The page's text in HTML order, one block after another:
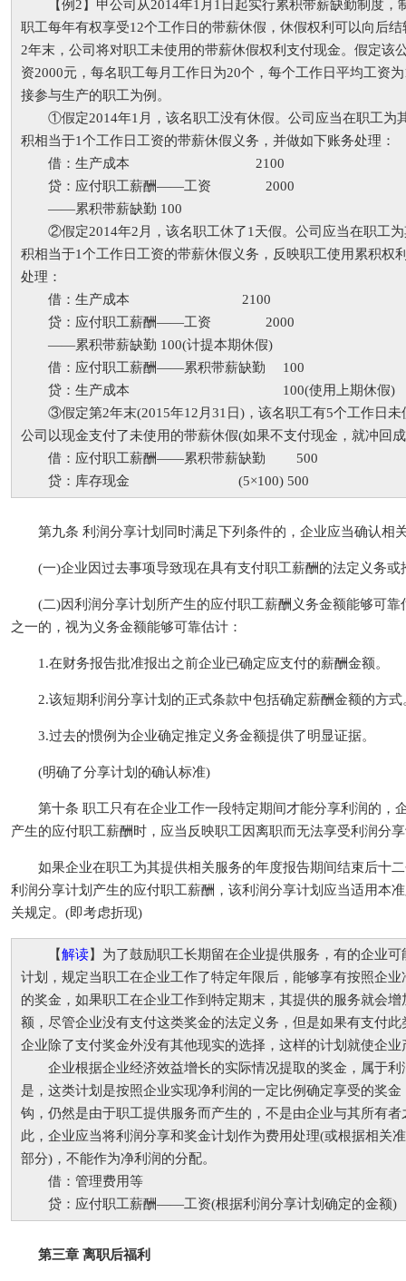
【例2】甲公司从2014年1月1日起实行累积带薪缺勤制度，
职工每年有权享受12个工作日的带薪休假，休假权利可以向后
2年末，公司将对职工未使用的带薪休假权利支付现金。假定该
资2000元，每名职工每月工作日为20个，每个工作日平均工资
接参与生产的职工为例。
①假定2014年1月，该名职工没有休假。公司应当在职工为
积相当于1个工作日工资的带薪休假义务，并做如下账务处理：
借：生产成本 2100
贷：应付职工薪酬——工资 2000
——累积带薪缺勤 100
②假定2014年2月，该名职工休了1天假。公司应当在职工为
积相当于1个工作日工资的带薪休假义务，反映职工使用累积权
处理：
借：生产成本 2100
贷：应付职工薪酬——工资 2000
——累积带薪缺勤 100(计提本期休假)
借：应付职工薪酬——累积带薪缺勤 100
贷：生产成本 100(使用上期休假)
③假定第2年末(2015年12月31日)，该名职工有5个工作日未
公司以现金支付了未使用的带薪休假(如果不支付现金，就冲回
借：应付职工薪酬——累积带薪缺勤 500
贷：库存现金 (5×100) 500
第九条 利润分享计划同时满足下列条件的，企业应当确认相
(一)企业因过去事项导致现在具有支付职工薪酬的法定义务或
(二)因利润分享计划所产生的应付职工薪酬义务金额能够可靠
之一的，视为义务金额能够可靠估计：
1.在财务报告批准报出之前企业已确定应支付的薪酬金额。
2.该短期利润分享计划的正式条款中包括确定薪酬金额的方式
3.过去的惯例为企业确定推定义务金额提供了明显证据。
(明确了分享计划的确认标准)
第十条 职工只有在企业工作一段特定期间才能分享利润的，
产生的应付职工薪酬时，应当反映职工因离职而无法享受利润分
如果企业在职工为其提供相关服务的年度报告期间结束后十二
利润分享计划产生的应付职工薪酬，该利润分享计划应当适用本
关规定。(即考虑折现)
【解读】为了鼓励职工长期留在企业提供服务，有的企业
计划，规定当职工在企业工作了特定年限后，能够享有按照企
的奖金，如果职工在企业工作到特定期末，其提供的服务就会
额，尽管企业没有支付这类奖金的法定义务，但是如果有支付
企业除了支付奖金外没有其他现实的选择，这样的计划就使企
企业根据企业经济效益增长的实际情况提取的奖金，属于利
是，这类计划是按照企业实现净利润的一定比例确定享受的奖
钩，仍然是由于职工提供服务而产生的，不是由企业与其所有
此，企业应当将利润分享和奖金计划作为费用处理(或根据相关
部分)，不能作为净利润的分配。
借：管理费用等
贷：应付职工薪酬——工资(根据利润分享计划确定的金额)
第三章 离职后福利